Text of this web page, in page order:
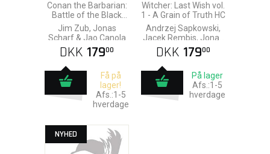
Conan the Barbarian:
Battle of the Black
Stone
Jim Zub, Jonas
Scharf & Jao Canola
DKK 17900
Få på
lager!
Afs.:1-5
hverdage
Witcher: Last Wish vol.
1 - A Grain of Truth HC
Andrzej Sapkowski,
Jacek Rembis, Jonas
Scharf & Kai
Carpenter
DKK 17900
På lager
Afs.:1-5
hverdage
NYHED